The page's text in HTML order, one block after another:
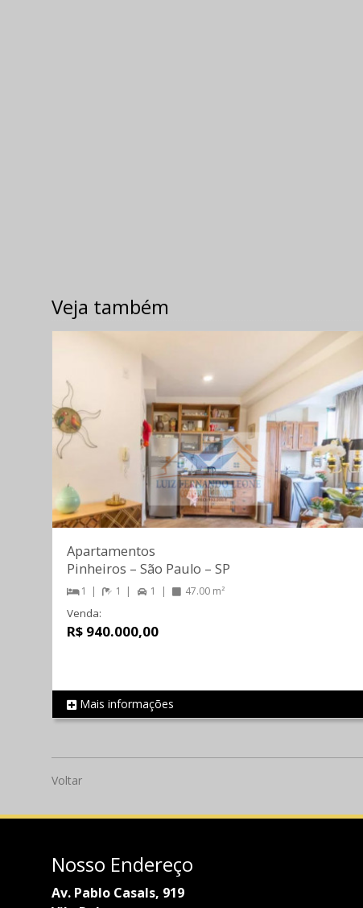
Veja também
REF 305
Apartamentos
Pinheiros – São Paulo – SP
1 1 1 47.00 m²
Venda:
R$ 940.000,00
Mais informações
Voltar
Nosso Endereço
Av. Pablo Casals, 919